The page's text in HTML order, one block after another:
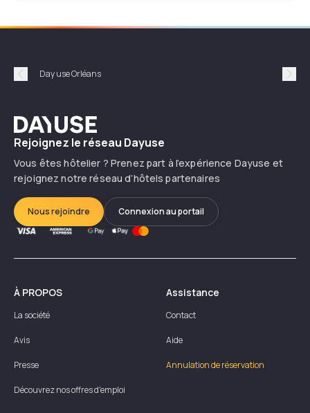
Précédent
Day use Orléans
Dayuse
Rejoignez le réseau Dayuse
Vous êtes hôtelier ? Prenez part à l’expérience Dayuse et
rejoignez notre réseau d’hôtels partenaires
Nous rejoindre Connexion au portail
À PROPOS
La société
Avis
Presse
Découvrez nos offres d'emploi
Assistance
Contact
Aide
Annulation de réservation